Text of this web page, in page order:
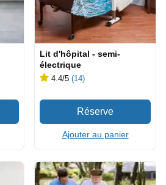
Lit d'hôpital - semi-
électrique
4.4/5 (14)
Ajouter au panier